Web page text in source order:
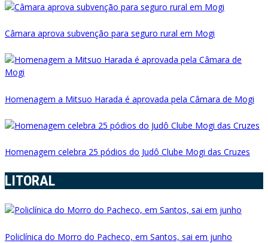
Câmara aprova subvenção para seguro rural em Mogi
Homenagem a Mitsuo Harada é aprovada pela Câmara de Mogi
Homenagem celebra 25 pódios do Judô Clube Mogi das Cruzes
LITORAL
Policlínica do Morro do Pacheco, em Santos, sai em junho